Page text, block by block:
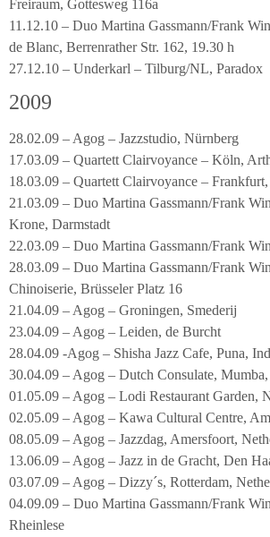
Freiraum, Gottesweg 116a
11.12.10 – Duo Martina Gassmann/Frank
de Blanc, Berrenrather Str. 162, 19.30 h
27.12.10 – Underkarl – Tilburg/NL, Paradox
2009
28.02.09 – Agog – Jazzstudio, Nürnberg
17.03.09 – Quartett Clairvoyance – Köln,
18.03.09 – Quartett Clairvoyance – Frankfurt,
21.03.09 – Duo Martina Gassmann/Frank
Krone, Darmstadt
22.03.09 – Duo Martina Gassmann/Frank
28.03.09 – Duo Martina Gassmann/Frank
Chinoiserie, Brüsseler Platz 16
21.04.09 – Agog – Groningen, Smederij
23.04.09 – Agog – Leiden, de Burcht
28.04.09 -Agog – Shisha Jazz Cafe, Puna,
30.04.09 – Agog – Dutch Consulate,
01.05.09 – Agog – Lodi Restaurant Garden,
02.05.09 – Agog – Kawa Cultural Centre,
08.05.09 – Agog – Jazzdag, Amersfoort,
13.06.09 – Agog – Jazz in de Gracht, Den
03.07.09 – Agog – Dizzy´s, Rotterdam,
04.09.09 – Duo Martina Gassmann/Frank
Rheinlese